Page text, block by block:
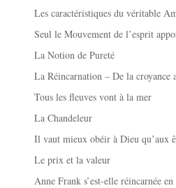
Les caractéristiques du véritable
Seul le Mouvement de l’esprit
La Notion de Pureté
La Réincarnation – De la croyance
Tous les fleuves vont à la mer
La Chandeleur
Il vaut mieux obéir à Dieu qu’aux
Le prix et la valeur
Anne Frank s’est-elle réincarnée